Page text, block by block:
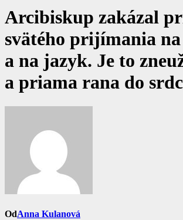
Arcibiskup zakázal
svätého prijímania
a na jazyk. Je to
a priama rana do
OdAnna Kulanová